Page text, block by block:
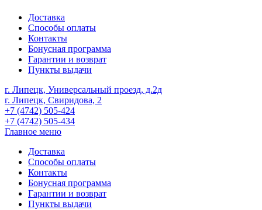
Доставка
Способы оплаты
Контакты
Бонусная программа
Гарантии и возврат
Пункты выдачи
г. Липецк, Универсальный проезд, д.2д
г. Липецк, Свиридова, 2
+7 (4742) 505-424
+7 (4742) 505-434
Главное меню
Доставка
Способы оплаты
Контакты
Бонусная программа
Гарантии и возврат
Пункты выдачи